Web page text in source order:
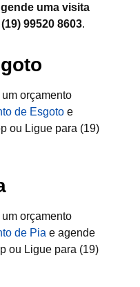
uma visita
99520 8603.
orçamento
de Esgoto e
ou Ligue para (19)
orçamento
de Pia e agende
ou Ligue para (19)